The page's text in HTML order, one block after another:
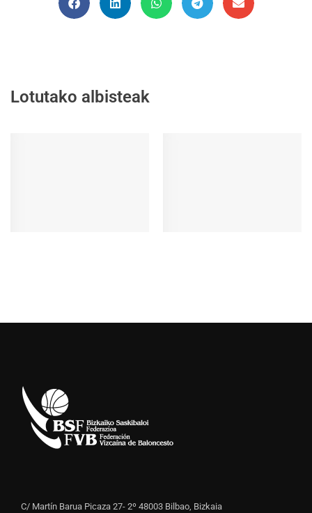
Lotutako albisteak
C/ Martín Barua Picaza 27- 2º 48003 Bilbao, Bizkaia